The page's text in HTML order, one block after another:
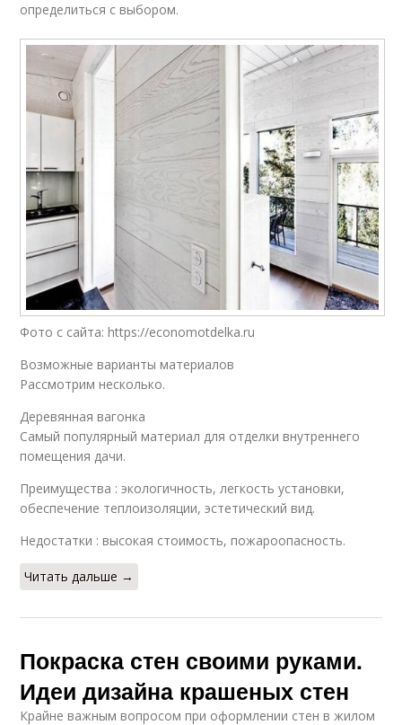
определиться с выбором.
Фото с сайта: https://economotdelka.ru
Возможные варианты материалов
Рассмотрим несколько.
Деревянная вагонка
Самый популярный материал для отделки внутреннего
помещения дачи.
Преимущества : экологичность, легкость установки,
обеспечение теплоизоляции, эстетический вид.
Недостатки : высокая стоимость, пожароопасность.
Читать дальше →
Покраска стен своими руками.
Идеи дизайна крашеных стен
Крайне важным вопросом при оформлении стен в жилом